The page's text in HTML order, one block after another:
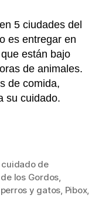
5 ciudades del
es entregar en
están bajo
de animales.
de comida,
su cuidado.
cuidado de
los Gordos,
perros y gatos, Pibox,